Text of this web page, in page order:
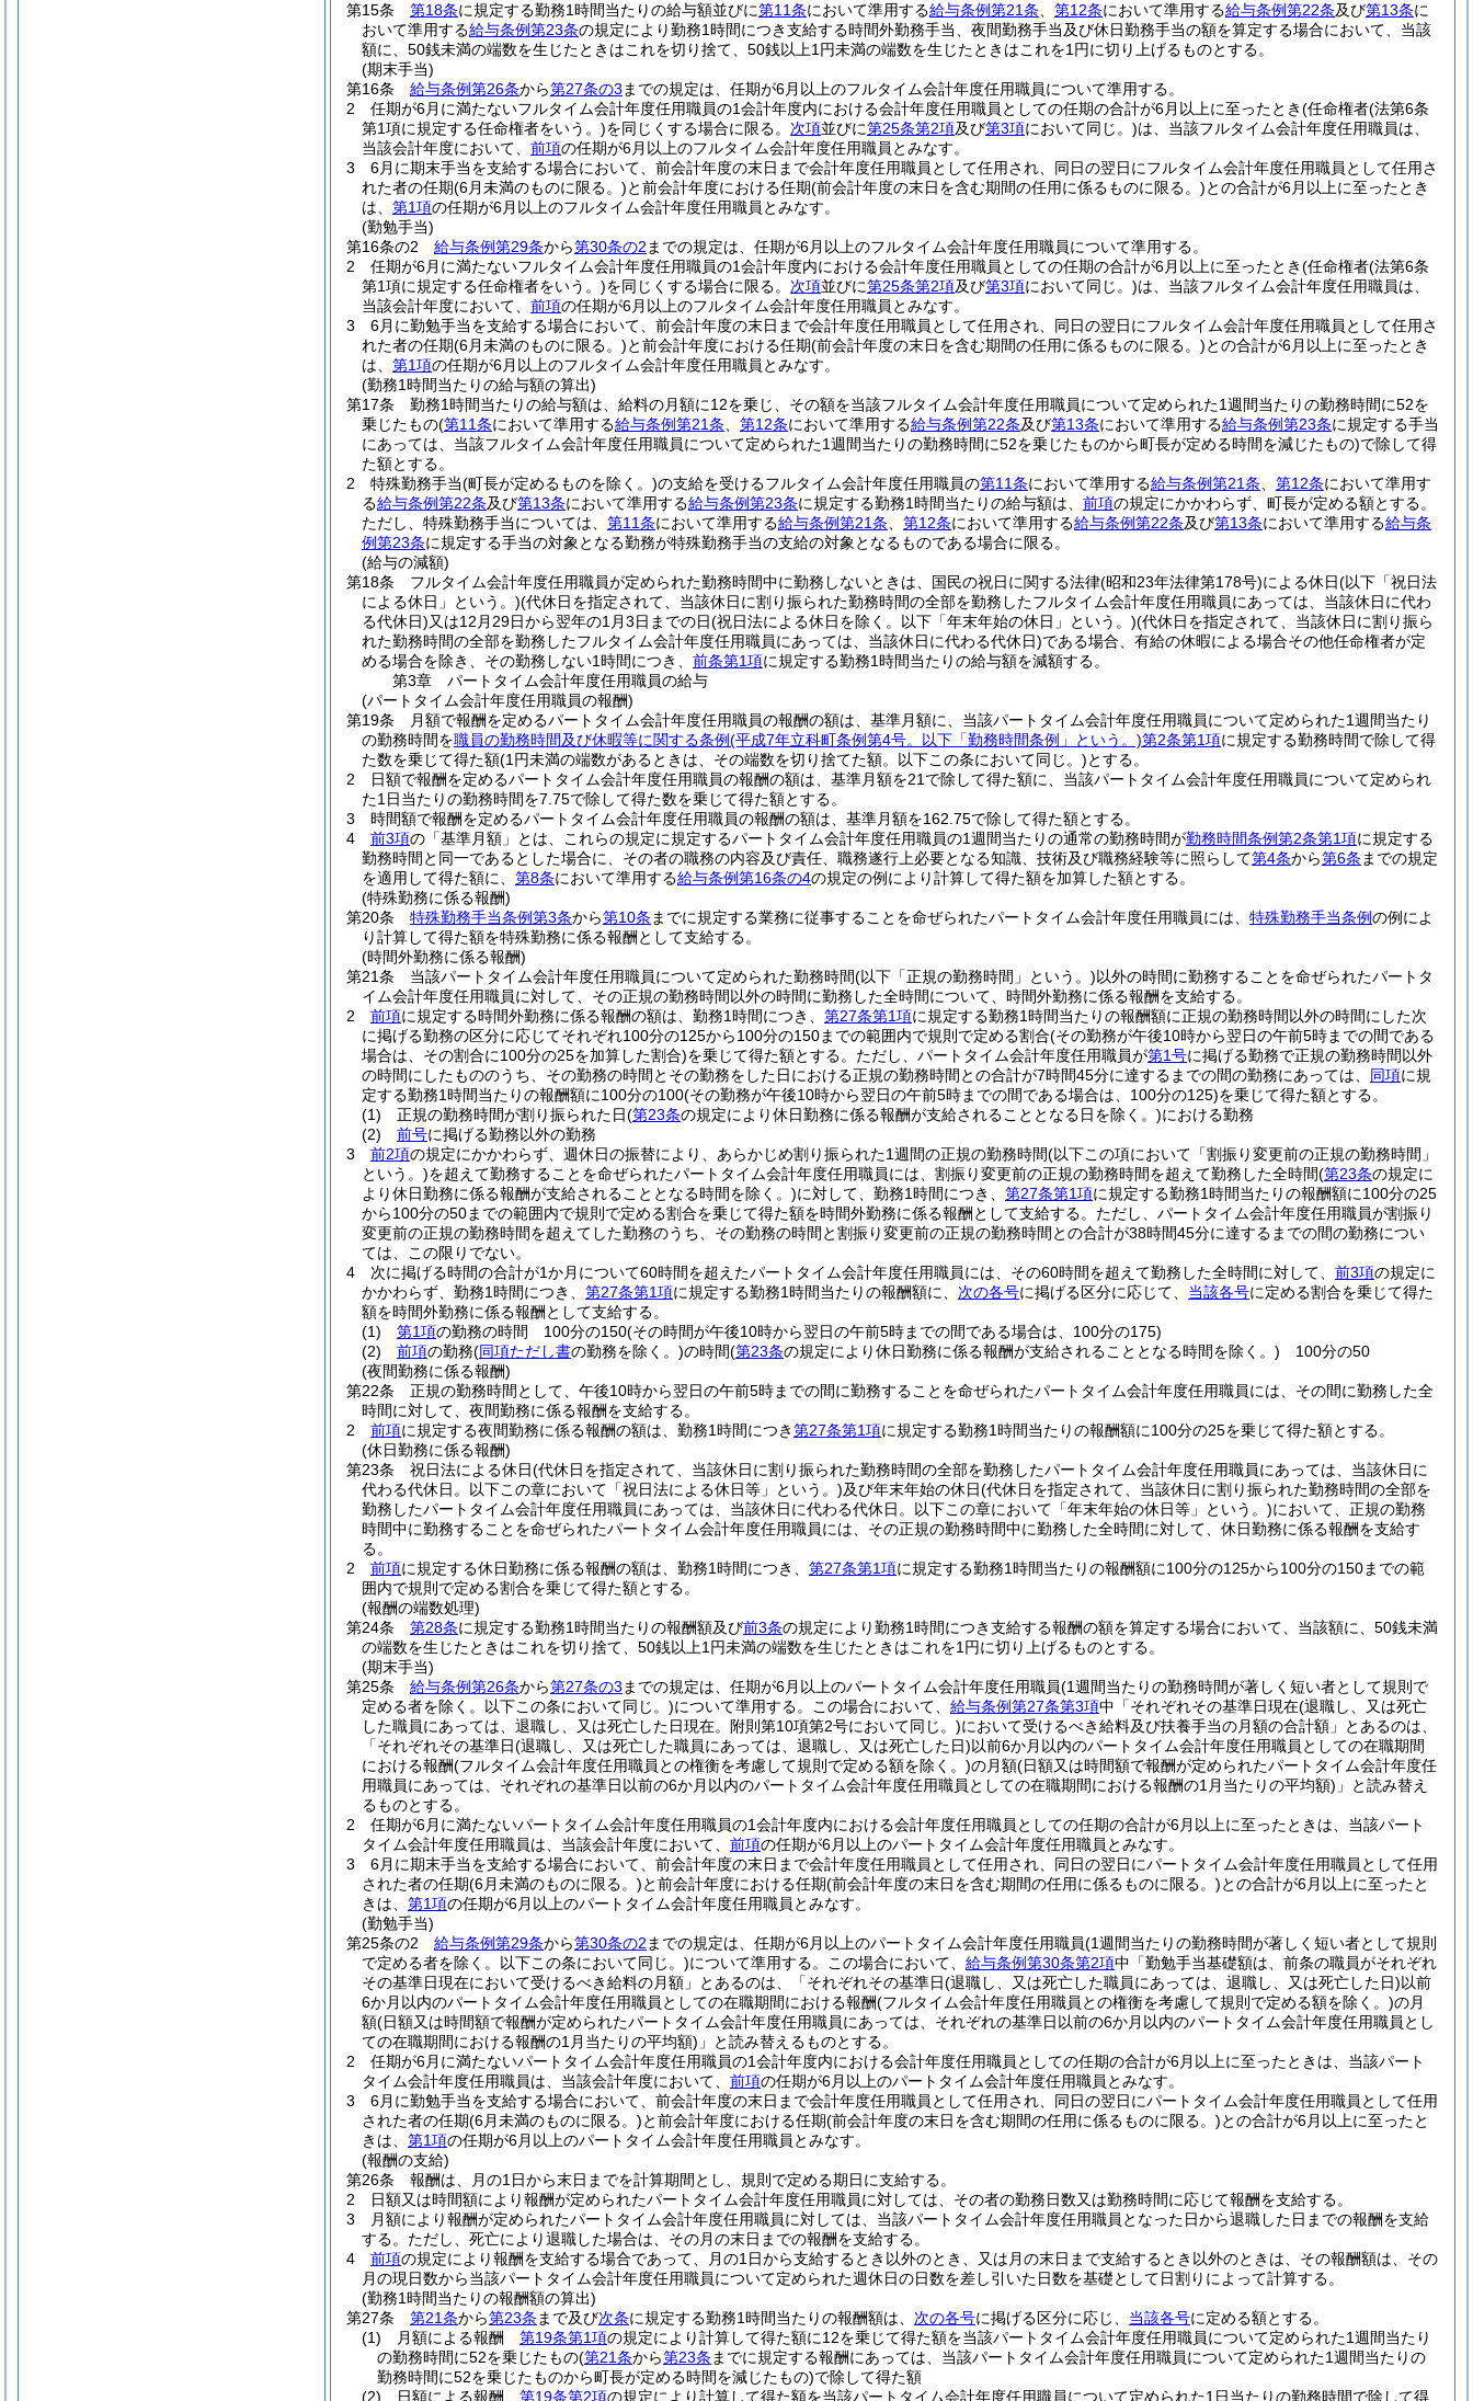
第15条
第18条に規定する勤務1時間当たりの給与額並びに第11条において準用する給与条例第21条 第12条において準用する給与条例第22条及び第13条に
おいて準用する給与条例第23条の規定により勤務1時間につき支給する時間外勤務手当、夜間勤務手当及び休日勤務手当の額を算定する場合において、当該
額に、50銭未満の端数を生じたときはこれを切り捨て、50銭以上1円未満の端数を生じたときはこれを1円に切り上げるものとする。
(期末手当)
第16条
給与条例第26条から第27条の3 までの規定は、任期が6月以上のフルタイム会計年度任用職員について準用する。
2
任期が6月に満たないフルタイム会計年度任用職員の1会計年度内における会計年度任用職員としての任期の合計が6月以上に至ったとき(任命権者(法第6条
第1項に規定する任命権者をいう。)を同じくする場合に限る。 次項並びに第25条第2項及び第3項において同じ。)は、当該フルタイム会計年度任用職員は、
当該会計年度において、 前項の任期が6月以上のフルタイム会計年度任用職員とみなす。
3
6月に期末手当を支給する場合において、前会計年度の末日まで会計年度任用職員として任用され、同日の翌日にフルタイム会計年度任用職員として任用さ
れた者の任期(6月未満のものに限る。)と前会計年度における任期(前会計年度の末日を含む期間の任用に係るものに限る。)との合計が6月以上に至ったとき
は、 第1項の任期が6月以上のフルタイム会計年度任用職員とみなす。
(勤勉手当)
第16条の2
給与条例第29条から第30条の2 までの規定は、任期が6月以上のフルタイム会計年度任用職員について準用する。
2
任期が6月に満たないフルタイム会計年度任用職員の1会計年度内における会計年度任用職員としての任期の合計が6月以上に至ったとき(任命権者(法第6条
第1項に規定する任命権者をいう。)を同じくする場合に限る。 次項並びに第25条第2項及び第3項において同じ。)は、当該フルタイム会計年度任用職員は、
当該会計年度において、 前項の任期が6月以上のフルタイム会計年度任用職員とみなす。
3
6月に勤勉手当を支給する場合において、前会計年度の末日まで会計年度任用職員として任用され、同日の翌日にフルタイム会計年度任用職員として任用さ
れた者の任期(6月未満のものに限る。)と前会計年度における任期(前会計年度の末日を含む期間の任用に係るものに限る。)との合計が6月以上に至ったとき
は、 第1項の任期が6月以上のフルタイム会計年度任用職員とみなす。
(勤務1時間当たりの給与額の算出)
第17条
勤務1時間当たりの給与額は、給料の月額に12を乗じ、その額を当該フルタイム会計年度任用職員について定められた1週間当たりの勤務時間に52を
乗じたもの(第11条において準用する給与条例第21条 第12条において準用する給与条例第22条及び第13条において準用する給与条例第23条に規定する手当
にあっては、当該フルタイム会計年度任用職員について定められた1週間当たりの勤務時間に52を乗じたものから町長が定める時間を減じたもの)で除して得
た額とする。
2
特殊勤務手当(町長が定めるものを除く。)の支給を受けるフルタイム会計年度任用職員の第11条において準用する給与条例第21条 第12条において準用す
る給与条例第22条及び第13条において準用する給与条例第23条に規定する勤務1時間当たりの給与額は、 前項の規定にかかわらず、町長が定める額とする。
ただし、特殊勤務手当については、 第11条において準用する給与条例第21条 第12条において準用する給与条例第22条及び第13条において準用する給与条
例第23条に規定する手当の対象となる勤務が特殊勤務手当の支給の対象となるものである場合に限る。
(給与の減額)
第18条
フルタイム会計年度任用職員が定められた勤務時間中に勤務しないときは、国民の祝日に関する法律(昭和23年法律第178号)による休日(以下「祝日法
による休日」という。)(代休日を指定されて、当該休日に割り振られた勤務時間の全部を勤務したフルタイム会計年度任用職員にあっては、当該休日に代わ
る代休日)又は12月29日から翌年の1月3日までの日(祝日法による休日を除く。以下「年末年始の休日」という。)(代休日を指定されて、当該休日に割り振ら
れた勤務時間の全部を勤務したフルタイム会計年度任用職員にあっては、当該休日に代わる代休日)である場合、有給の休暇による場合その他任命権者が定
める場合を除き、その勤務しない1時間につき、 前条第1項に規定する勤務1時間当たりの給与額を減額する。
第3章
パートタイム会計年度任用職員の給与
(パートタイム会計年度任用職員の報酬)
第19条
月額で報酬を定めるパートタイム会計年度任用職員の報酬の額は、基準月額に、当該パートタイム会計年度任用職員について定められた1週間当たり
の勤務時間を職員の勤務時間及び休暇等に関する条例(平成7年立科町条例第4号。以下「勤務時間条例」という。)第2条第1項に規定する勤務時間で除して得
た数を乗じて得た額(1円未満の端数があるときは、その端数を切り捨てた額。以下この条において同じ。)とする。
2
日額で報酬を定めるパートタイム会計年度任用職員の報酬の額は、基準月額を21で除して得た額に、当該パートタイム会計年度任用職員について定められ
た1日当たりの勤務時間を7.75で除して得た数を乗じて得た額とする。
3
時間額で報酬を定めるパートタイム会計年度任用職員の報酬の額は、基準月額を162.75で除して得た額とする。
4
前3項の「基準月額」とは、これらの規定に規定するパートタイム会計年度任用職員の1週間当たりの通常の勤務時間が勤務時間条例第2条第1項に規定する
勤務時間と同一であるとした場合に、その者の職務の内容及び責任、職務遂行上必要となる知識、技術及び職務経験等に照らして第4条から第6条 までの規定
を適用して得た額に、 第8条において準用する給与条例第16条の4の規定の例により計算して得た額を加算した額とする。
(特殊勤務に係る報酬)
第20条
特殊勤務手当条例第3条から第10条 までに規定する業務に従事することを命ぜられたパートタイム会計年度任用職員には、 特殊勤務手当条例の例によ
り計算して得た額を特殊勤務に係る報酬として支給する。
(時間外勤務に係る報酬)
第21条
当該パートタイム会計年度任用職員について定められた勤務時間(以下「正規の勤務時間」という。)以外の時間に勤務することを命ぜられたパートタ
イム会計年度任用職員に対して、その正規の勤務時間以外の時間に勤務した全時間について、時間外勤務に係る報酬を支給する。
2
前項に規定する時間外勤務に係る報酬の額は、勤務1時間につき、 第27条第1項に規定する勤務1時間当たりの報酬額に正規の勤務時間以外の時間にした次
に掲げる勤務の区分に応じてそれぞれ100分の125から100分の150までの範囲内で規則で定める割合(その勤務が午後10時から翌日の午前5時までの間である
場合は、その割合に100分の25を加算した割合)を乗じて得た額とする。 ただし、パートタイム会計年度任用職員が第1号に掲げる勤務で正規の勤務時間以外
の時間にしたもののうち、その勤務の時間とその勤務をした日における正規の勤務時間との合計が7時間45分に達するまでの間の勤務にあっては、 同項に規
定する勤務1時間当たりの報酬額に100分の100(その勤務が午後10時から翌日の午前5時までの間である場合は、100分の125)を乗じて得た額とする。
(1)
正規の勤務時間が割り振られた日(第23条の規定により休日勤務に係る報酬が支給されることとなる日を除く。)における勤務
(2)
前号に掲げる勤務以外の勤務
3
前2項の規定にかかわらず、週休日の振替により、あらかじめ割り振られた1週間の正規の勤務時間(以下この項において「割振り変更前の正規の勤務時間」
という。)を超えて勤務することを命ぜられたパートタイム会計年度任用職員には、割振り変更前の正規の勤務時間を超えて勤務した全時間(第23条の規定に
より休日勤務に係る報酬が支給されることとなる時間を除く。)に対して、勤務1時間につき、 第27条第1項に規定する勤務1時間当たりの報酬額に100分の25
から100分の50までの範囲内で規則で定める割合を乗じて得た額を時間外勤務に係る報酬として支給する。 ただし、パートタイム会計年度任用職員が割振り
変更前の正規の勤務時間を超えてした勤務のうち、その勤務の時間と割振り変更前の正規の勤務時間との合計が38時間45分に達するまでの間の勤務につい
ては、この限りでない。
4
次に掲げる時間の合計が1か月について60時間を超えたパートタイム会計年度任用職員には、その60時間を超えて勤務した全時間に対して、 前3項の規定に
かかわらず、勤務1時間につき、 第27条第1項に規定する勤務1時間当たりの報酬額に、 次の各号に掲げる区分に応じて、 当該各号に定める割合を乗じて得た
額を時間外勤務に係る報酬として支給する。
(1)
第1項の勤務の時間 100分の150(その時間が午後10時から翌日の午前5時までの間である場合は、100分の175)
(2)
前項の勤務(同項ただし書の勤務を除く。)の時間(第23条の規定により休日勤務に係る報酬が支給されることとなる時間を除く。) 100分の50
(夜間勤務に係る報酬)
第22条
正規の勤務時間として、午後10時から翌日の午前5時までの間に勤務することを命ぜられたパートタイム会計年度任用職員には、その間に勤務した全
時間に対して、夜間勤務に係る報酬を支給する。
2
前項に規定する夜間勤務に係る報酬の額は、勤務1時間につき第27条第1項に規定する勤務1時間当たりの報酬額に100分の25を乗じて得た額とする。
(休日勤務に係る報酬)
第23条
祝日法による休日(代休日を指定されて、当該休日に割り振られた勤務時間の全部を勤務したパートタイム会計年度任用職員にあっては、当該休日に
代わる代休日。以下この章において「祝日法による休日等」という。)及び年末年始の休日(代休日を指定されて、当該休日に割り振られた勤務時間の全部を
勤務したパートタイム会計年度任用職員にあっては、当該休日に代わる代休日。以下この章において「年末年始の休日等」という。)において、正規の勤務
時間中に勤務することを命ぜられたパートタイム会計年度任用職員には、その正規の勤務時間中に勤務した全時間に対して、休日勤務に係る報酬を支給す
る。
2
前項に規定する休日勤務に係る報酬の額は、勤務1時間につき、 第27条第1項に規定する勤務1時間当たりの報酬額に100分の125から100分の150までの範
囲内で規則で定める割合を乗じて得た額とする。
(報酬の端数処理)
第24条
第28条に規定する勤務1時間当たりの報酬額及び前3条の規定により勤務1時間につき支給する報酬の額を算定する場合において、当該額に、50銭未満
の端数を生じたときはこれを切り捨て、50銭以上1円未満の端数を生じたときはこれを1円に切り上げるものとする。
(期末手当)
第25条
給与条例第26条から第27条の3 までの規定は、任期が6月以上のパートタイム会計年度任用職員(1週間当たりの勤務時間が著しく短い者として規則で
定める者を除く。以下この条において同じ。)について準用する。 この場合において、 給与条例第27条第3項中「それぞれその基準日現在(退職し、又は死亡
した職員にあっては、退職し、又は死亡した日現在。附則第10項第2号において同じ。)において受けるべき給料及び扶養手当の月額の合計額」とあるのは、
「それぞれその基準日(退職し、又は死亡した職員にあっては、退職し、又は死亡した日)以前6か月以内のパートタイム会計年度任用職員としての在職期間
における報酬(フルタイム会計年度任用職員との権衡を考慮して規則で定める額を除く。)の月額(日額又は時間額で報酬が定められたパートタイム会計年度任
用職員にあっては、それぞれの基準日以前の6か月以内のパートタイム会計年度任用職員としての在職期間における報酬の1月当たりの平均額) 」と読み替え
るものとする。
2
任期が6月に満たないパートタイム会計年度任用職員の1会計年度内における会計年度任用職員としての任期の合計が6月以上に至ったときは、当該パート
タイム会計年度任用職員は、当該会計年度において、 前項の任期が6月以上のパートタイム会計年度任用職員とみなす。
3
6月に期末手当を支給する場合において、前会計年度の末日まで会計年度任用職員として任用され、同日の翌日にパートタイム会計年度任用職員として任用
された者の任期(6月未満のものに限る。)と前会計年度における任期(前会計年度の末日を含む期間の任用に係るものに限る。)との合計が6月以上に至ったと
きは、 第1項の任期が6月以上のパートタイム会計年度任用職員とみなす。
(勤勉手当)
第25条の2
給与条例第29条から第30条の2 までの規定は、任期が6月以上のパートタイム会計年度任用職員(1週間当たりの勤務時間が著しく短い者として規則
で定める者を除く。以下この条において同じ。)について準用する。 この場合において、 給与条例第30条第2項中「勤勉手当基礎額は、前条の職員がそれぞれ
その基準日現在において受けるべき給料の月額」とあるのは、「それぞれその基準日(退職し、又は死亡した職員にあっては、退職し、又は死亡した日)以前
6か月以内のパートタイム会計年度任用職員としての在職期間における報酬(フルタイム会計年度任用職員との権衡を考慮して規則で定める額を除く。)の月
額(日額又は時間額で報酬が定められたパートタイム会計年度任用職員にあっては、それぞれの基準日以前の6か月以内のパートタイム会計年度任用職員とし
ての在職期間における報酬の1月当たりの平均額) 」と読み替えるものとする。
2
任期が6月に満たないパートタイム会計年度任用職員の1会計年度内における会計年度任用職員としての任期の合計が6月以上に至ったときは、当該パート
タイム会計年度任用職員は、当該会計年度において、 前項の任期が6月以上のパートタイム会計年度任用職員とみなす。
3
6月に勤勉手当を支給する場合において、前会計年度の末日まで会計年度任用職員として任用され、同日の翌日にパートタイム会計年度任用職員として任用
された者の任期(6月未満のものに限る。)と前会計年度における任期(前会計年度の末日を含む期間の任用に係るものに限る。)との合計が6月以上に至ったと
きは、 第1項の任期が6月以上のパートタイム会計年度任用職員とみなす。
(報酬の支給)
第26条
報酬は、月の1日から末日までを計算期間とし、規則で定める期日に支給する。
2
日額又は時間額により報酬が定められたパートタイム会計年度任用職員に対しては、その者の勤務日数又は勤務時間に応じて報酬を支給する。
3
月額により報酬が定められたパートタイム会計年度任用職員に対しては、当該パートタイム会計年度任用職員となった日から退職した日までの報酬を支給
する。 ただし、死亡により退職した場合は、その月の末日までの報酬を支給する。
4
前項の規定により報酬を支給する場合であって、月の1日から支給するとき以外のとき、又は月の末日まで支給するとき以外のときは、その報酬額は、その
月の現日数から当該パートタイム会計年度任用職員について定められた週休日の日数を差し引いた日数を基礎として日割りによって計算する。
(勤務1時間当たりの報酬額の算出)
第27条
第21条から第23条 まで及び次条に規定する勤務1時間当たりの報酬額は、 次の各号に掲げる区分に応じ、 当該各号に定める額とする。
(1)
月額による報酬 第19条第1項の規定により計算して得た額に12を乗じて得た額を当該パートタイム会計年度任用職員について定められた1週間当たり
の勤務時間に52を乗じたもの(第21条から第23条 までに規定する報酬にあっては、当該パートタイム会計年度任用職員について定められた1週間当たりの
勤務時間に52を乗じたものから町長が定める時間を減じたもの)で除して得た額
(2)
日額による報酬 第19条第2項の規定により計算して得た額を当該パートタイム会計年度任用職員について定められた1日当たりの勤務時間で除して得